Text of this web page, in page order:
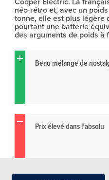
néo-rétro et, avec un
tonne, elle est plus légère
pourtant une batterie
des arguments de poids à
Beau mélange de
Prix élevé dans l’absolu